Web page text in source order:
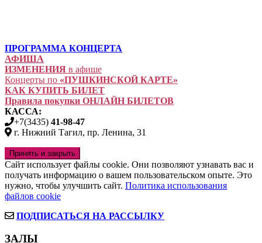
ПРОГРАММА КОНЦЕРТА
АФИША
ИЗМЕНЕНИЯ в афише
Концерты по «ПУШКИНСКОЙ КАРТЕ»
КАК КУПИТЬ БИЛЕТ
Правила покупки ОНЛАЙН БИЛЕТОВ
КАССА:
+7(3435) 41-98-47
г. Нижний Тагил, пр. Ленина, 31
Сайт использует файлы cookie. Они позволяют узнавать вас и
получать информацию о вашем пользовательском опыте. Это
нужно, чтобы улучшить сайт. Политика использования
файлов cookie
ПОДПИСАТЬСЯ НА РАССЫЛКУ
ЗАЛЫ